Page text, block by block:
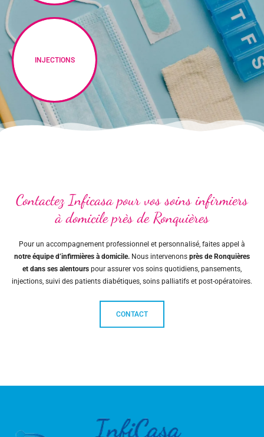
INJECTIONS
Contactez Inficasa pour vos soins infirmiers
à domicile près de Ronquières
Pour un accompagnement professionnel et personnalisé, faites appel à
notre équipe d’infirmières à domicile. Nous intervenons près de Ronquières
et dans ses alentours pour assurer vos soins quotidiens, pansements,
injections, suivi des patients diabétiques, soins palliatifs et post-opératoires.
CONTACT